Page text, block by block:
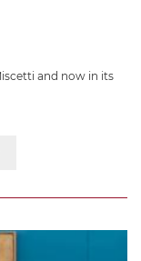
and now in its